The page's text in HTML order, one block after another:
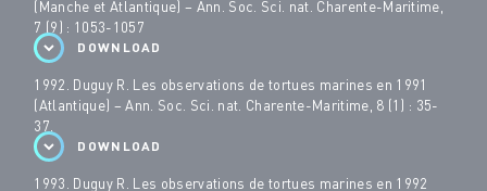
(Manche et Atlantique) – Ann. Soc. Sci. nat. Charente-Maritime,
7 (9) : 1053-1057
DOWNLOAD
1992. Duguy R. Les observations de tortues marines en 1991
(Atlantique) – Ann. Soc. Sci. nat. Charente-Maritime, 8 (1) : 35-
37.
DOWNLOAD
1993. Duguy R. Les observations de tortues marines en 1992